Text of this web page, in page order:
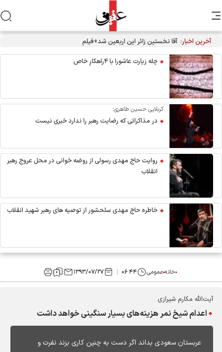
آخرین اخبار: آقا نخستین زائر این اربعین شد+فیلم
چله زیارت عاشورا با ۴راهکارِ خاص
کربلایی حسین طاهری:
در مذاکراتی که رضایت رهبر را ندارد خبری نیست
روایت حاج مهدی رسولی از روضه خوانی در محل عروج رهبر
انقلاب
خاطره حاج مهدی سلحشور از توصیه های رهبر شهید انقلاب
خانهعمومی ۰۶:۴۴ ۱۳۹۳/۰۷/۲۷
آیت‌الله مکارم شیرازی
اعدام شیخ نمر هزینه‌های بسیار سنگینی خواهد داشت
عربستان سعودی بداند اگر دست به چنین کاری بزند نفرت و